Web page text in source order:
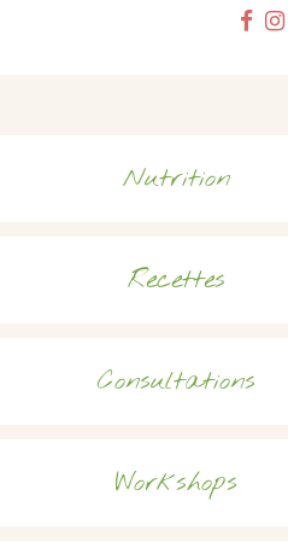
Nutrition
Recettes
Consultations
Workshops